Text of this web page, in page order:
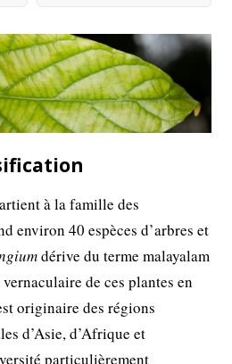
à la famille des
environ 40 espèces d’arbres et
dérive du terme malayalam
de ces plantes en
originaire des régions
d’Asie, d’Afrique et
particulièrement